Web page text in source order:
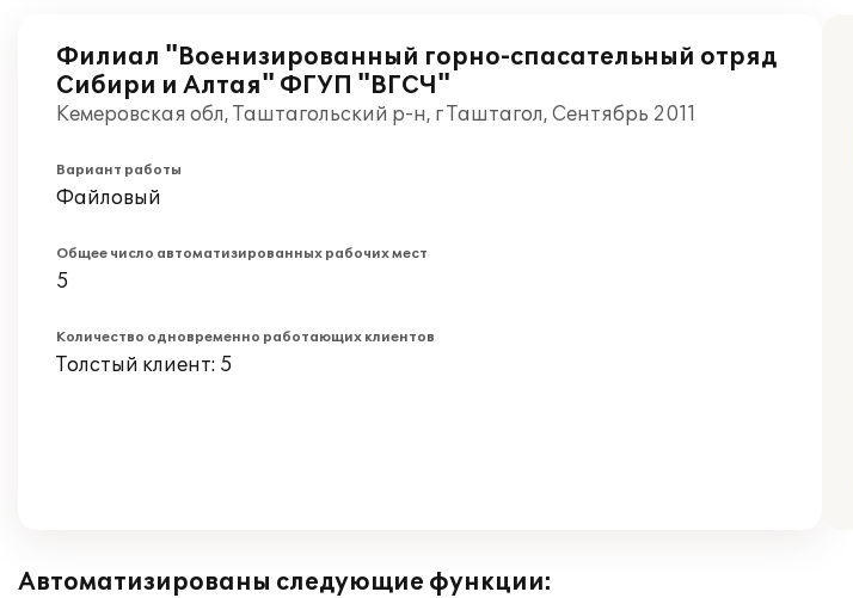
Филиал "Военизированный горно-спасательный отряд
Сибири и Алтая" ФГУП "ВГСЧ"
Кемеровская обл, Таштагольский р-н, г Таштагол, Сентябрь 2011
Вариант работы
Файловый
Общее число автоматизированных рабочих мест
5
Количество одновременно работающих клиентов
Толстый клиент: 5
Автоматизированы следующие функции: